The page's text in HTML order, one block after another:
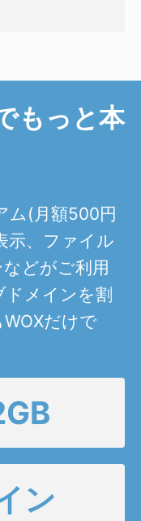
もっと本
ム(月額500円
示、ファイル
どがご利用
メインを割
だけで
ン